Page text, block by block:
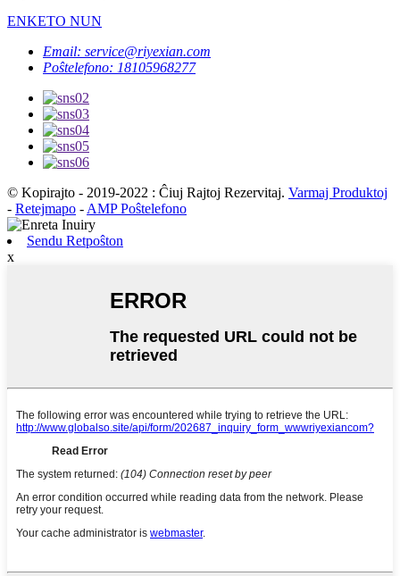
ENKETO NUN
Email: service@riyexian.com
Poŝtelefono: 18105968277
© Kopirajto - 2019-2022 : Ĉiuj Rajtoj Rezervitaj. Varmaj Produktoj
- Retejmapo - AMP Poŝtelefono
Sendu Retpoŝton
x